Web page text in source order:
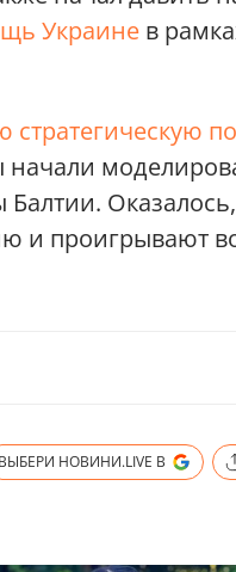
Украине в
и проигрывают
ВЫБЕРИ НОВИНИ.LIVE В